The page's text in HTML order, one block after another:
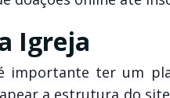
Igreja
importante ter um